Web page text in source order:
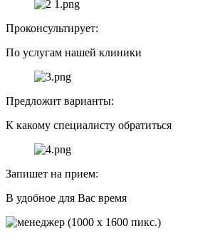
Проконсультирует:
По услугам нашей клиники
Предложит варианты:
К какому специалисту обратиться
Запишет на прием:
В удобное для Вас время